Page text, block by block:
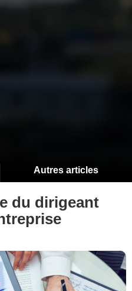
Autres articles
du dirigeant